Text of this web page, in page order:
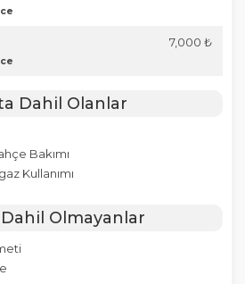
7,000 ₺
Dahil Olanlar
Bakımı
Kullanımı
Olmayanlar